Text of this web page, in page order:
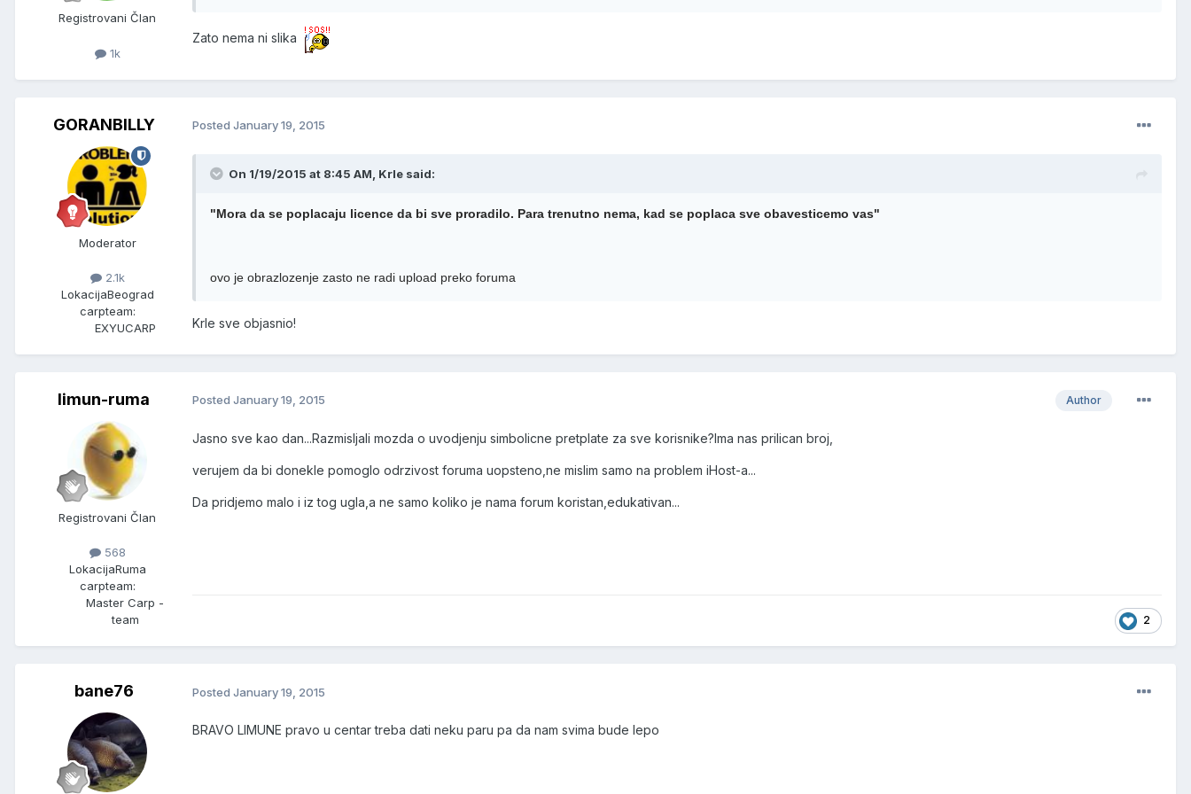
Registrovani Član
1k
Zato nema ni slika
GORANBILLY
Moderator
2.1k
LokacijaBeograd
carpteam:
EXYUCARP
Posted January 19, 2015
On 1/19/2015 at 8:45 AM, Krle said:
"Mora da se poplacaju licence da bi sve proradilo. Para trenutno nema, kad se poplaca sve obavesticemo vas"
ovo je obrazlozenje zasto ne radi upload preko foruma
Krle sve objasnio!
limun-ruma
Registrovani Član
568
LokacijaRuma
carpteam:
Master Carp -
team
Author
Posted January 19, 2015
Jasno sve kao dan...Razmisljali mozda o uvodjenju simbolicne pretplate za sve korisnike?Ima nas prilican broj,
verujem da bi donekle pomoglo odrzivost foruma uopsteno,ne mislim samo na problem iHost-a...
Da pridjemo malo i iz tog ugla,a ne samo koliko je nama forum koristan,edukativan...
2
bane76 Posted January 19, 2015
BRAVO LIMUNE pravo u centar treba dati neku paru pa da nam svima bude lepo